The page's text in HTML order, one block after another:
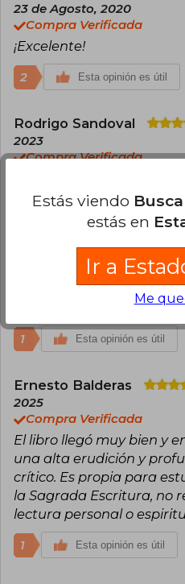
23 de Agosto, 2020
Compra Verificada
¡Excelente!
2 Esta opinión es útil
Rodrigo Sandoval
2023
Compra Verificada
útil para el estudio de la
gran contenido en
material, linda
con mi compra, además,
tiempo estimado, el
ha sido satisfactorio,
1 Esta opinión es útil
Ernesto Balderas
2025
Compra Verificada
El libro llegó muy bien y
una alta erudición y
crítico. Es propia para
la Sagrada Escritura, no
lectura personal o
1 Esta opinión es útil
Estás viendo
estás en
Ir a
Me